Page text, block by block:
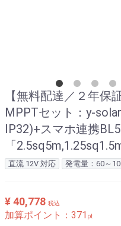
【無料配達／２年保
MPPTセット：y-
IP32)+スマホ連携
「
直流 12V 対応 発電量：60～
¥ 40,778 税込
加算ポイント： 371 pt